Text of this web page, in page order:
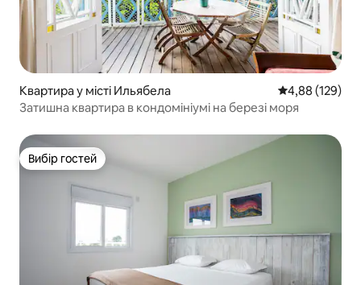
Квартира у місті Ильябела Середня
4,88 (129)
Затишна квартира в кондомініумі на березі моря
Вибір гостей
Вибір гостей